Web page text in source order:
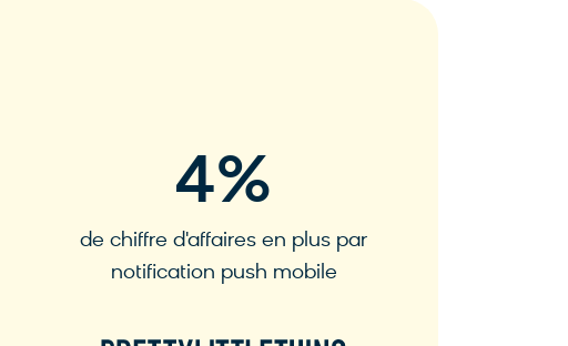
de chiffre d'affaires en plus par
notification push mobile
133%